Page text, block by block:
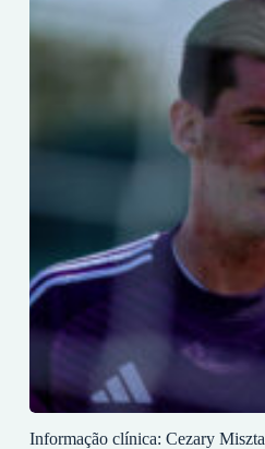
Informação clínica: Cezary Miszta